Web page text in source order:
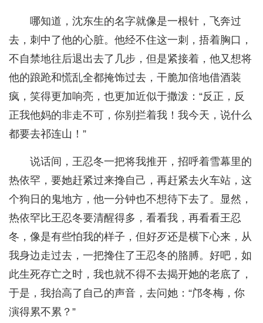
哪知道，沈东生的名字就像是一根针，飞奔过
去，刺中了他的心脏。他经不住这一刺，捂着胸口，
不自禁地往后退出去了几步，但是紧接着，他又想将
他的踉跄和慌乱全都掩饰过去，干脆加倍地借酒装
疯，笑得更加响亮，也更加近似于撒泼：“反正，反
正我他妈的非走不可，你别拦着我！我今天，说什么
都要去祁连山！”
说话间，王忍冬一把将我推开，招呼着雪幕里的
热依罕，要她赶紧过来搀自己，再赶紧去火车站，这
个狗日的鬼地方，他一分钟也不想待下去了。显然，
热依罕比王忍冬要清醒得多，看看我，再看看王忍
冬，像是有些怕我的样子，但好歹还是横下心来，从
我身边走过去，一把搀住了王忍冬的胳膊。好吧，如
此生死存亡之时，我也就不得不去揭开她的老底了，
于是，我抬高了自己的声音，去问她：“邝冬梅，你
演得累不累？”